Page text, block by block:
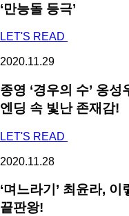
‘만능돌 등극’
LET'S READ
2020.11.29
종영 ‘경우의 수’ 옹성
엔딩 속 빛난 존재감!
LET'S READ
2020.11.28
‘며느라기’ 최윤라,
끝판왕!